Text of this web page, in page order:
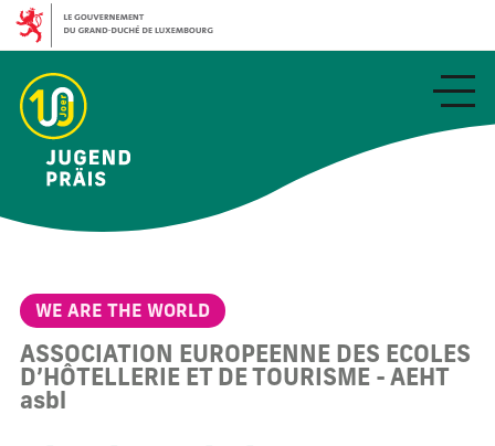
WE ARE THE WORLD
ASSOCIATION EUROPEENNE DES ECOLES
D’HÔTELLERIE ET DE TOURISME - AEHT
asbl